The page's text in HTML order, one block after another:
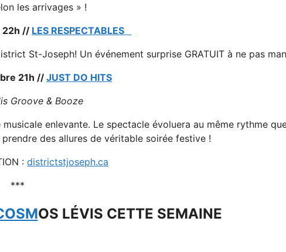
les arrivages » !
22h // LES RESPECTABLES
St-Joseph! Un événement surprise GRATUIT à ne pas
21h // JUST DO HITS
Groove & Booze
enlevante. Le spectacle évoluera au même rythme
des allures de véritable soirée festive !
: districtstjoseph.ca
***
OS LÉVIS CETTE SEMAINE